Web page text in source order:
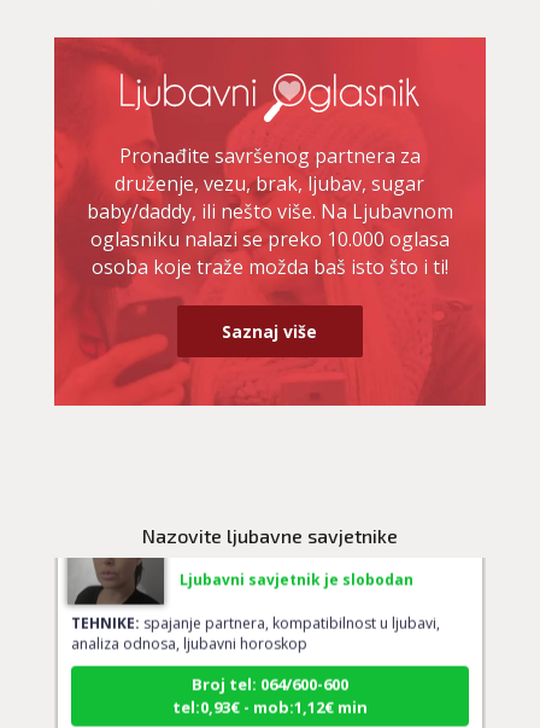
Pronađite savršenog partnera za
druženje, vezu, brak, ljubav, sugar
baby/daddy, ili nešto više. Na Ljubavnom
oglasniku nalazi se preko 10.000 oglasa
osoba koje traže možda baš isto što i ti!
Saznaj više
Nazovite ljubavne savjetnike
TEHNIKE: ljubavna očekivanja, smjer u kojem ide veza
Broj tel: 064/600-600
tel:0,93€ - mob:1,12€ min
VESNA BURCSA/ Kod 55
Ljubavni savjetnik je slobodan
ljubav, brak, kompatibilnost partnera, planovi
druge osobe, veza
Broj tel: 064/600-600
tel:0,93€ - mob:1,12€ min
TEHNIKE:spajanje partnera, kompatibilnost u ljubavi,
analiza odnosa, ljubavni horoskop
Broj tel: 064/600-600
tel:0,93€ - mob:1,12€ min